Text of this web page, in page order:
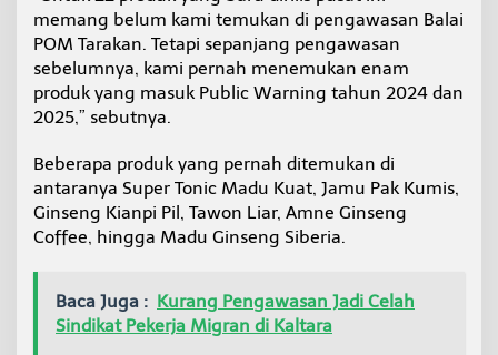
memang belum kami temukan di pengawasan Balai
POM Tarakan. Tetapi sepanjang pengawasan
sebelumnya, kami pernah menemukan enam
produk yang masuk Public Warning tahun 2024 dan
2025,” sebutnya.
Beberapa produk yang pernah ditemukan di
antaranya Super Tonic Madu Kuat, Jamu Pak Kumis,
Ginseng Kianpi Pil, Tawon Liar, Amne Ginseng
Coffee, hingga Madu Ginseng Siberia.
Baca Juga : Kurang Pengawasan Jadi Celah
Sindikat Pekerja Migran di Kaltara